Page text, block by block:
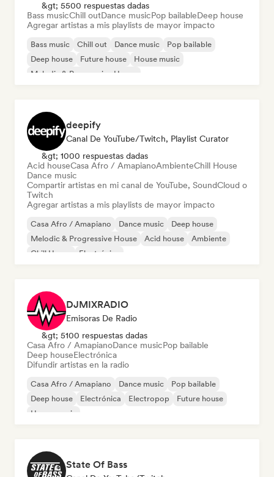
&gt; 5500 respuestas dadas
Bass musicChill outDance musicPop bailableDeep house
Agregar artistas a mis playlists de mayor impacto
Bass music Chill out Dance music
Pop bailable
Deep house
Future house
House music
Melodic & Progressive House
deepify
Canal De YouTube/Twitch, Playlist Curator
&gt; 1000 respuestas dadas
Acid houseCasa Afro / AmapianoAmbienteChill House
Dance music
Compartir artistas en mi canal de YouTube, SoundCloud o
Twitch
Agregar artistas a mis playlists de mayor impacto
Casa Afro / Amapiano Dance music
Deep house
Melodic & Progressive House
Acid house
Ambiente
Chill House
Electrónica
DJMIXRADIO
Emisoras De Radio
&gt; 5100 respuestas dadas
Casa Afro / AmapianoDance musicPop bailable
Deep houseElectrónica
Difundir artistas en la radio
Casa Afro / Amapiano Dance music
Pop bailable
Deep house
Electrónica Electropop
Future house
House music
State Of Bass